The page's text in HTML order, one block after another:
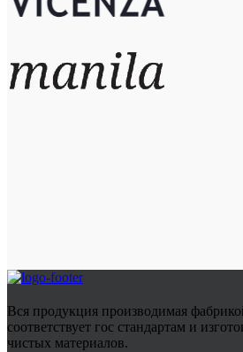
Вся продукция производимая
соответствует гос стандартам и
чистых материалов.